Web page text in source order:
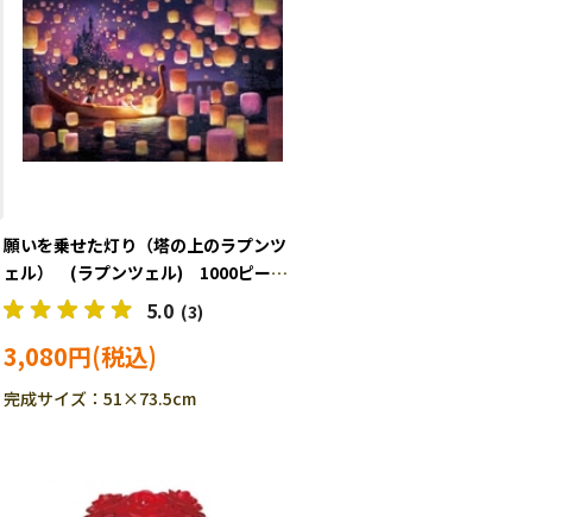
願いを乗せた灯り（塔の上のラプンツ
ェル） (ラプンツェル) 1000ピー
ス ジグソーパズル TEN-D1000-877
5.0 (3)
3,080円
完成サイズ：51×73.5cm